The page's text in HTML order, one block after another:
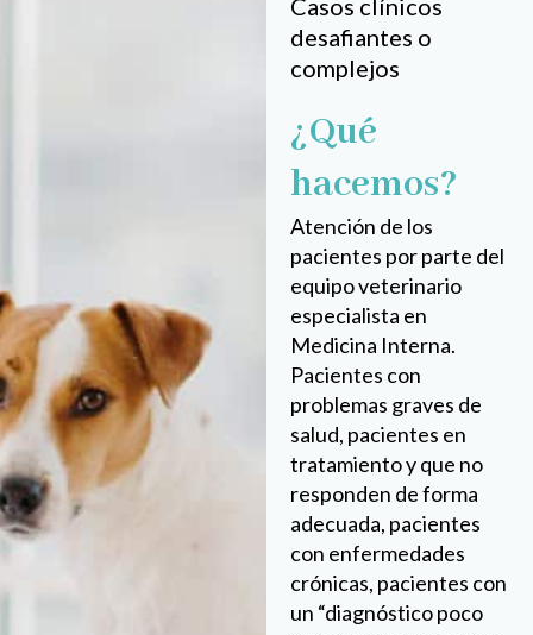
Casos clínicos
desafiantes o
complejos
¿Qué
hacemos?
Atención de los
pacientes por parte del
equipo veterinario
especialista en
Medicina Interna.
Pacientes con
problemas graves de
salud, pacientes en
tratamiento y que no
responden de forma
adecuada, pacientes
con enfermedades
crónicas, pacientes con
un “diagnóstico poco